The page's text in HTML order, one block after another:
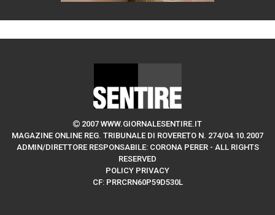
2007 WWW.GIORNALESENTIRE.IT
MAGAZINE ONLINE REG. TRIBUNALE DI ROVERETO N. 274/04.10.2007
ADMIN/DIRETTORE RESPONSABILE: CORONA PERER - ALL RIGHTS
RESERVED
POLICY PRIVACY
CF: PRRCRN60P59D530L